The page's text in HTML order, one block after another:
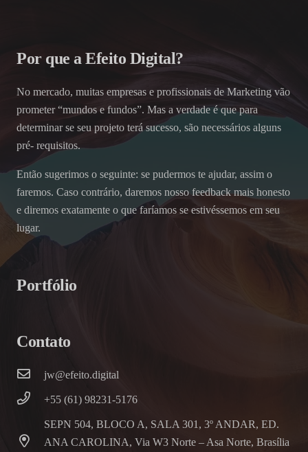
Por que a Efeito Digital?
No mercado, muitas empresas e profissionais de Marketing vão
prometer “mundos e fundos”. Mas a verdade é que para
determinar se seu projeto terá sucesso, são necessários alguns
pré- requisitos.
Então sugerimos o seguinte: se pudermos te ajudar, assim o
faremos. Caso contrário, daremos nosso feedback mais honesto
e diremos exatamente o que faríamos se estivéssemos em seu
lugar.
Portfólio
Contato
jw@efeito.digital
+55 (61) 98231-5176
SEPN 504, BLOCO A, SALA 301, 3º ANDAR, ED.
ANA CAROLINA, Via W3 Norte – Asa Norte, Brasília